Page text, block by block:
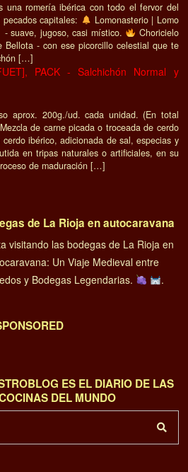
una romería ibérica con todo el fervor del
capitales:
Lomonasterio | Lomo
suave, jugoso, casi místico.
Choricielo
- con ese picorcillo celestial que te
[…]
PACK - Salchichón Normal y
aprox. 200g./ud. cada unidad. (En total
de carne picada o troceada de cerdo
ibérico, adicionada de sal, especias y
en tripas naturales o artificiales, en su
de maduración […]
de La Rioja en autocaravana
visitando las bodegas de La Rioja en
Un Viaje Medieval entre
y Bodegas Legendarias.
.
ES EL DIARIO DE LAS
DEL MUNDO